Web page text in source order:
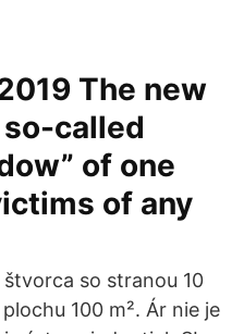
The new
called
of one
of any
štvorca so stranou 10
100 m². Ár nie je